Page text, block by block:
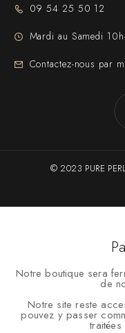
09 54 25 50 12
Mardi au Samedi
Contactez-nous par
© 2023 PURE
Notre boutique sera
de
Notre site reste
pouvez y passer